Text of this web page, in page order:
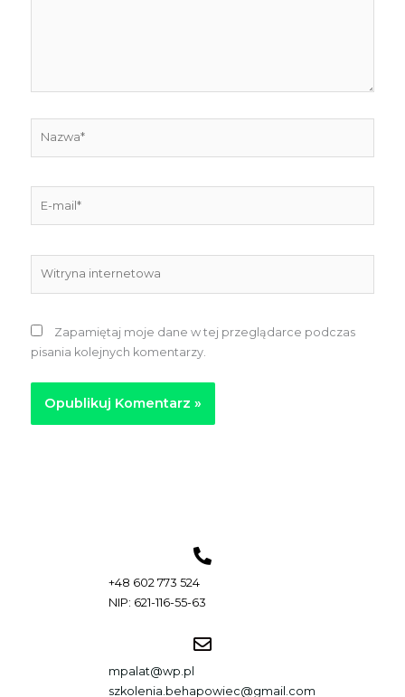
internetowa
Zapamiętaj moje dane w tej przeglądarce podczas
pisania kolejnych komentarzy.
+48 602 773 524
NIP: 621-116-55-63
mpalat@wp.pl
szkolenia.behapowiec@gmail.com